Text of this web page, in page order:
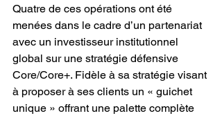
Quatre de ces opérations ont été
menées dans le cadre d’un partenariat
avec un investisseur institutionnel
global sur une stratégie défensive
Core/Core+. Fidèle à sa stratégie visant
à proposer à ses clients un « guichet
unique » offrant une palette complète